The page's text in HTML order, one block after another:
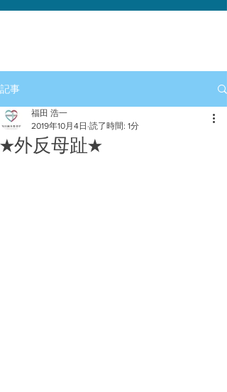
記事
★外反母趾★
福田 浩一
2019年10月4日 読了時間: 1分